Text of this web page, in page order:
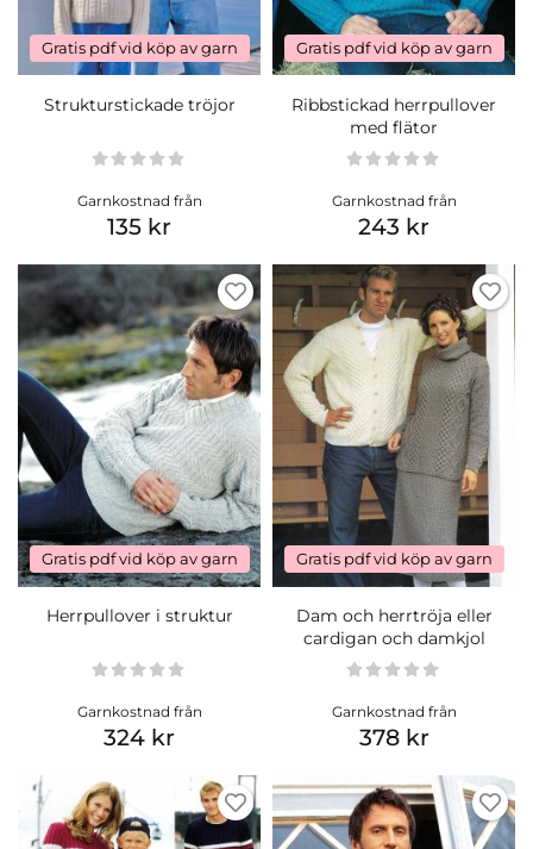
Gratis pdf vid köp av garn
Strukturstickade tröjor
Garnkostnad från
135 kr
Gratis pdf vid köp av garn
Ribbstickad herrpullover
med flätor
Garnkostnad från
243 kr
Gratis pdf vid köp av garn
Herrpullover i struktur
Garnkostnad från
324 kr
Gratis pdf vid köp av garn
Dam och herrtröja eller
cardigan och damkjol
Garnkostnad från
378 kr